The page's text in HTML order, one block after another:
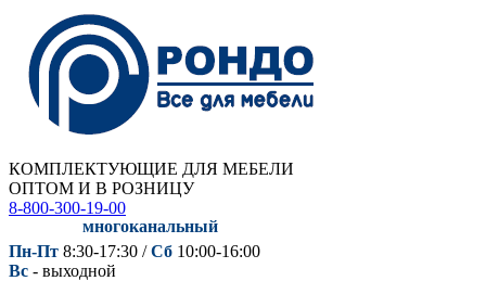
КОМПЛЕКТУЮЩИЕ ДЛЯ МЕБЕЛИ
ОПТОМ И В РОЗНИЦУ
8-800-300-19-00
многоканальный
Пн-Пт 8:30-17:30 /Сб 10:00-16:00
Вс - выходной